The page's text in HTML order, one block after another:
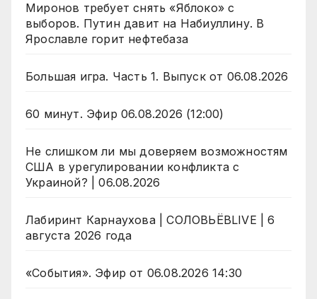
Миронов требует снять «Яблоко» с
выборов. Путин давит на Набиуллину. В
Ярославле горит нефтебаза
Большая игра. Часть 1. Выпуск от 06.08.2026
60 минут. Эфир 06.08.2026 (12:00)
Не слишком ли мы доверяем возможностям
США в урегулировании конфликта с
Украиной? | 06.08.2026
Лабиринт Карнаухова | СОЛОВЬЁВLIVE | 6
августа 2026 года
«События». Эфир от 06.08.2026 14:30